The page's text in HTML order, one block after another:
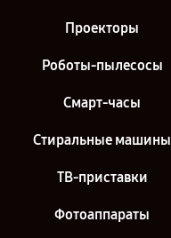
Проекторы
Роботы-пылесосы
Смарт-часы
Стиральные машины
ТВ-приставки
Фотоаппараты